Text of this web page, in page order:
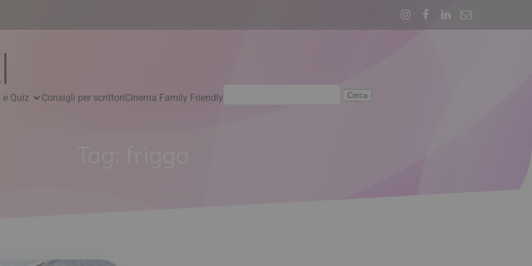
e Quiz Consigli per scrittoriCinema Family Friendlyper: